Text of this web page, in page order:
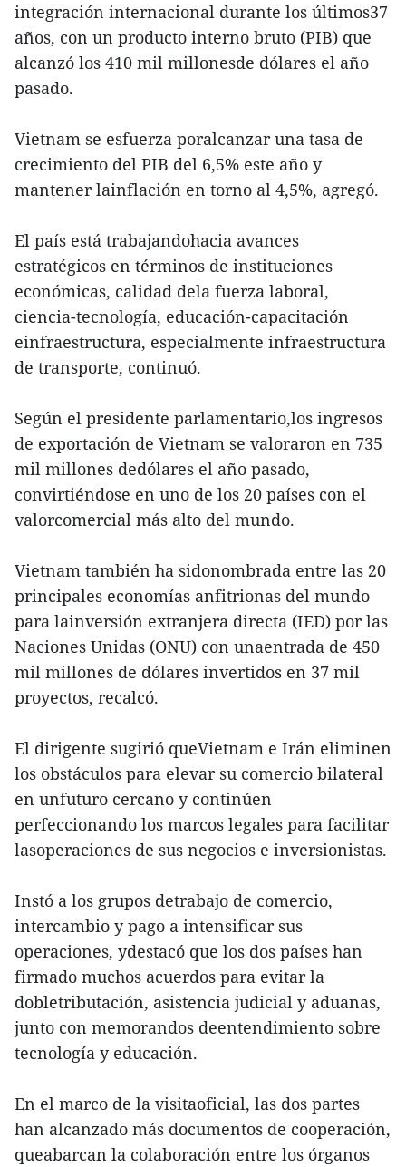
integración internacional durante los últimos37
años, con un producto interno bruto (PIB) que
alcanzó los 410 mil millonesde dólares el año
pasado.
Vietnam se esfuerza poralcanzar una tasa de
crecimiento del PIB del 6,5% este año y
mantener lainflación en torno al 4,5%, agregó.
El país está trabajandohacia avances
estratégicos en términos de instituciones
económicas, calidad dela fuerza laboral,
ciencia-tecnología, educación-capacitación
einfraestructura, especialmente infraestructura
de transporte, continuó.
Según el presidente parlamentario,los ingresos
de exportación de Vietnam se valoraron en 735
mil millones dedólares el año pasado,
convirtiéndose en uno de los 20 países con el
valorcomercial más alto del mundo.
Vietnam también ha sidonombrada entre las 20
principales economías anfitrionas del mundo
para lainversión extranjera directa (IED) por las
Naciones Unidas (ONU) con unaentrada de 450
mil millones de dólares invertidos en 37 mil
proyectos, recalcó.
El dirigente sugirió queVietnam e Irán eliminen
los obstáculos para elevar su comercio bilateral
en unfuturo cercano y continúen
perfeccionando los marcos legales para facilitar
lasoperaciones de sus negocios e inversionistas.
Instó a los grupos detrabajo de comercio,
intercambio y pago a intensificar sus
operaciones, ydestacó que los dos países han
firmado muchos acuerdos para evitar la
dobletributación, asistencia judicial y aduanas,
junto con memorandos deentendimiento sobre
tecnología y educación.
En el marco de la visitaoficial, las dos partes
han alcanzado más documentos de cooperación,
queabarcan la colaboración entre los órganos